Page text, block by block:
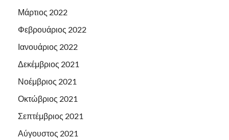
Μάρτιος 2022
Φεβρουάριος 2022
Ιανουάριος 2022
Δεκέμβριος 2021
Νοέμβριος 2021
Οκτώβριος 2021
Σεπτέμβριος 2021
Αύγουστος 2021